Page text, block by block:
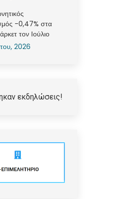
-0,47% στα
τον Ιούλιο
2026
εκδηλώσεις!